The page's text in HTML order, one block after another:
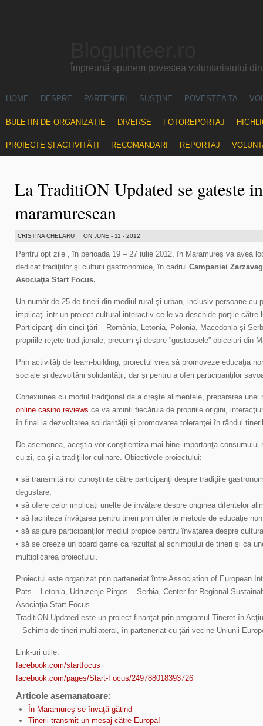
Împreună spunem povestea voluntariatului
HOME DESPRE PARTENERI SUSŢINE POVESTEA TA
BULETIN DE ORGANIZAŢIE DIVERSE FOTOREPORTAJ
PROIECTE ŞI ACTIVITĂŢI RECOMANDARI REPORTAJ
La TraditiON Updated se gateste
maramuresean
CRISTINA CHELARU ON JUNE - 11 - 2012
Pentru opt zile , în perioada 19 – 27 iulie 2012, în Maramureş va avea
dedicat tradiţiilor şi culturii gastronomice, în cadrul Campaniei
Asociaţia Start Focus.
Un număr de 25 de tineri din mediul rural şi urban, inclusiv persoane cu
implicaţi într-un proiect cultural interactiv ce le va deschide porţile către
Participanţi din cinci ţări – România, Letonia, Polonia, Macedonia şi
propriile reţete tradiţionale, precum şi despre ”gustoasele” obiceiuri din
Prin activităţi de team-building, proiectul vrea să promoveze educaţia
sociale şi dezvoltării solidarităţii, dar şi pentru a oferi participanţilor
Conexiunea cu modul tradiţional de a creşte alimentele, prepararea
online casino reviews ce va aminti fiecăruia de propriile origini,
în final la dezvoltarea solidarităţii şi promovarea toleranţei în rândul
De asemenea, aceştia vor conştientiza mai bine importanţa
cu zi, ca şi a tradiţiilor culinare. Obiectivele proiectului:
• să transmită noi cunoştinte către participanţi despre tradiţiile
degustare;
• să ofere celor implicaţi unelte de învăţare despre originea diferitelor
• să faciliteze învăţarea pentru tineri prin diferite metode de educaţie
• să asigure participanţilor mediul propice pentru învaţarea despre
• să se creeze un board game ca rezultat al schimbului de tineri şi ca
multiplicarea proiectului.
Proiectul este organizat prin parteneriat între Association of European
Pats – Letonia, Udruzenje Pirgos – Serbia, Center for Regional
Asociaţia Start Focus.
TraditiON Updated este un proiect finanţat prin programul Tineret în
– Schimb de tineri multilateral, în parteneriat cu ţări vecine Uniunii
Link-uri utile:
facebook.com/startfocus
facebook.com/pages/Start-Focus/249788018393726
Articole asemanatoare:
În Maramureş se învaţă gătind
Tinerii transmit un mesaj către Europa!